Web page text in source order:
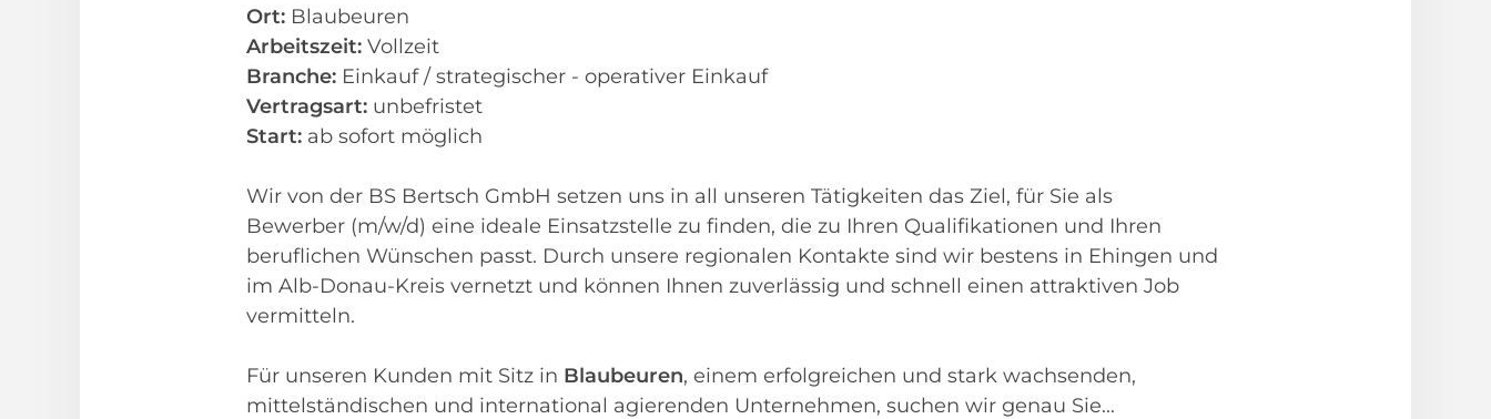
Ort: Blaubeuren
Arbeitszeit: Vollzeit
Branche: Einkauf / strategischer - operativer Einkauf
Vertragsart: unbefristet
Start: ab sofort möglich
Wir von der BS Bertsch GmbH setzen uns in all unseren Tätigkeiten das Ziel, für Sie als
Bewerber (m/w/d) eine ideale Einsatzstelle zu finden, die zu Ihren Qualifikationen und Ihren
beruflichen Wünschen passt. Durch unsere regionalen Kontakte sind wir bestens in Ehingen und
im Alb-Donau-Kreis vernetzt und können Ihnen zuverlässig und schnell einen attraktiven Job
vermitteln.
Für unseren Kunden mit Sitz in Blaubeuren, einem erfolgreichen und stark wachsenden,
mittelständischen und international agierenden Unternehmen, suchen wir genau Sie...